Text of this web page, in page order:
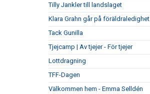
Tilly Jankler till landslaget
Klara Grahn går på föräldraledighet
Tack Gunilla
Tjejcamp | Av tjejer - För tjejer
Lottdragning
TFF-Dagen
Välkommen hem - Emma Selldén